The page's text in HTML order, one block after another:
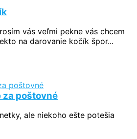
vás veľmi pekne vás chcem
na darovanie kočík špor...
poštovné
ale niekoho ešte potešia